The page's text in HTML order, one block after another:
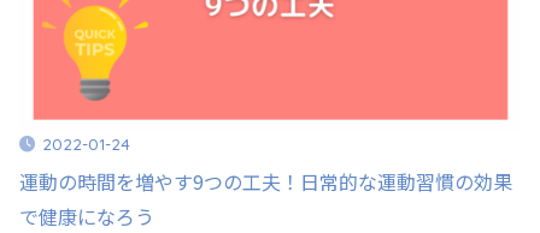
2022-01-24
運動の時間を増やす9つの工夫！日常的な運動習慣の効果
で健康になろう